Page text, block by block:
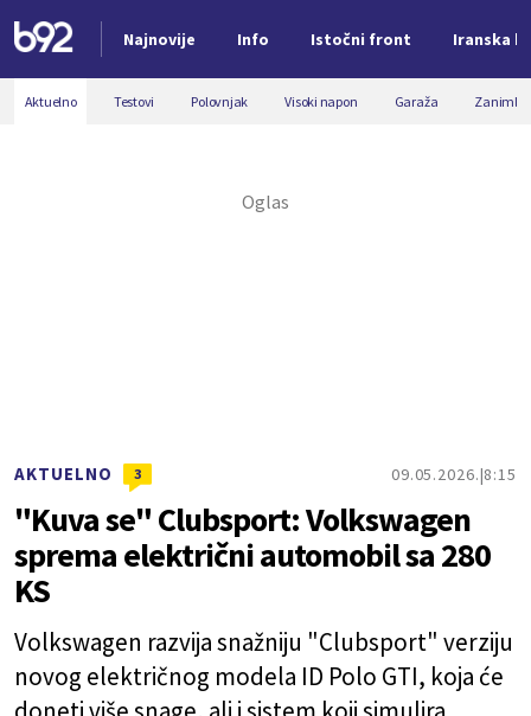
Najnovije Info Istočni front Iranska
Nova vest
Aktuelno Testovi Polovnjak Visoki napon Garaža
AKTUELNO 3 09.05.2026. 8:15
"Kuva se" Clubsport: Volkswagen
sprema električni automobil sa 280
KS
Volkswagen razvija snažniju "Clubsport" verziju
novog električnog modela ID Polo GTI, koja će